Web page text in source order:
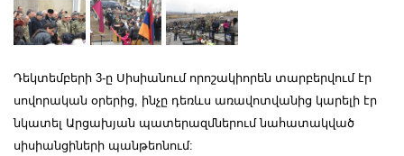
Դեկտեմբերի 3-ը Սիսիանում որոշակիորեն տարբերվում էր
սովորական օրերից, ինչը դեռևս առավոտվանից կարելի էր
նկատել Արցախյան պատերազմներում նահատակված
սիսիանցիների պանթեոնում: